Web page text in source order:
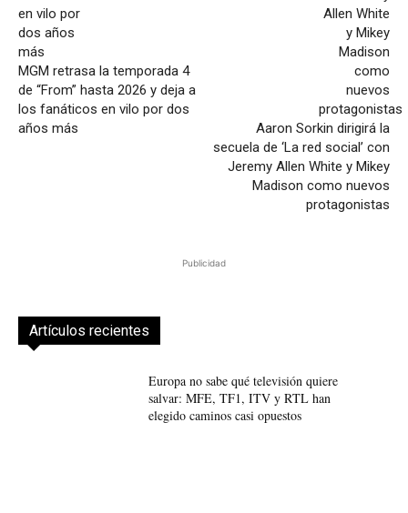
MGM retrasa la temporada 4
de “From” hasta 2026 y deja a
los fanáticos en vilo por dos
años más
Aaron Sorkin dirigirá la
secuela de ‘La red social’ con
Jeremy Allen White y Mikey
Madison como nuevos
protagonistas
Publicidad
Artículos recientes
Europa no sabe qué televisión quiere
salvar: MFE, TF1, ITV y RTL han
elegido caminos casi opuestos